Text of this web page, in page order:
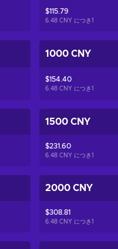
$115.79
6.48 CNY につき1
1000 CNY
$154.40
6.48 CNY につき1
1500 CNY
$231.60
6.48 CNY につき1
2000 CNY
$308.81
6.48 CNY につき1